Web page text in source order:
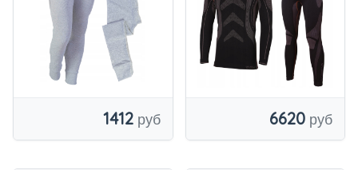
1412 6620